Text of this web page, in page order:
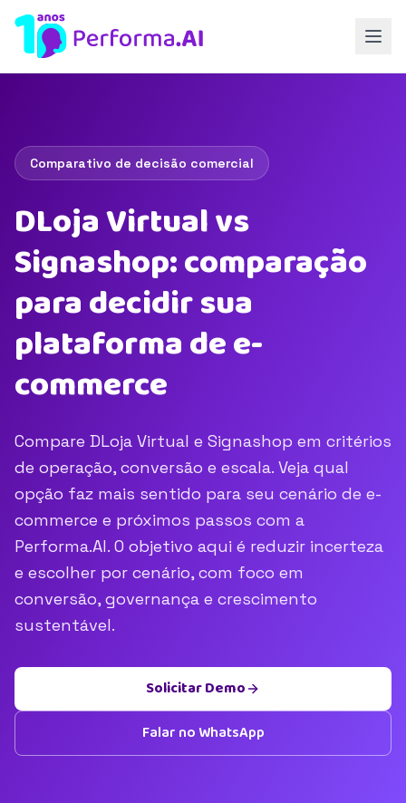
Comparativo de decisão comercial
DLoja Virtual vs
Signashop: comparação
para decidir sua
plataforma de e-
commerce
Compare DLoja Virtual e Signashop em critérios
de operação, conversão e escala. Veja qual
opção faz mais sentido para seu cenário de e-
commerce e próximos passos com a
Performa.AI. O objetivo aqui é reduzir incerteza
e escolher por cenário, com foco em
conversão, governança e crescimento
sustentável.
Solicitar Demo
Falar no WhatsApp